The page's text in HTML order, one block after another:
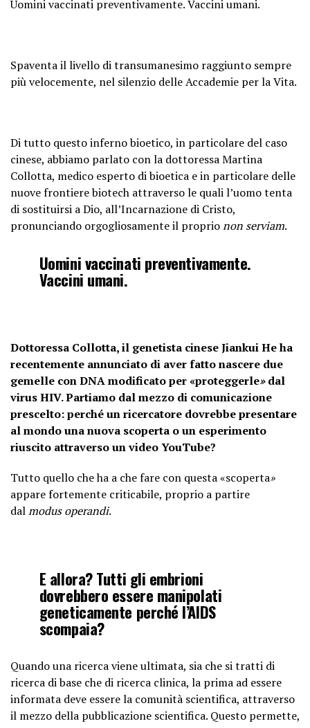
Uomini vaccinati preventivamente. Vaccini umani.
Spaventa il livello di transumanesimo raggiunto sempre
più velocemente, nel silenzio delle Accademie per la Vita.
Di tutto questo inferno bioetico, in particolare del caso
cinese, abbiamo parlato con la dottoressa Martina
Collotta, medico esperto di bioetica e in particolare delle
nuove frontiere biotech attraverso le quali l’uomo tenta
di sostituirsi a Dio, all’Incarnazione di Cristo,
pronunciando orgogliosamente il proprionon serviam.
Uomini vaccinati preventivamente.
Vaccini umani.
Dottoressa Collotta, il genetista cinese Jiankui He ha
recentemente annunciato di aver fatto nascere due
gemelle con DNA modificato per «proteggerle»dal
virus HIV. Partiamo dal mezzo di comunicazione
prescelto: perché un ricercatore dovrebbe presentare
al mondo una nuova scoperta o un esperimento
riuscito attraverso un video YouTube?
Tutto quello che ha a che fare con questa «scoperta»
appare fortemente criticabile, proprio a partire
dalmodus operandi.
E allora? Tutti gli embrioni
dovrebbero essere manipolati
geneticamente perché l’AIDS
scompaia?
Quando una ricerca viene ultimata, sia che si tratti di
ricerca di base che di ricerca clinica, la prima ad essere
informata deve essere la comunità scientifica, attraverso
il mezzo della pubblicazione scientifica. Questo permette,